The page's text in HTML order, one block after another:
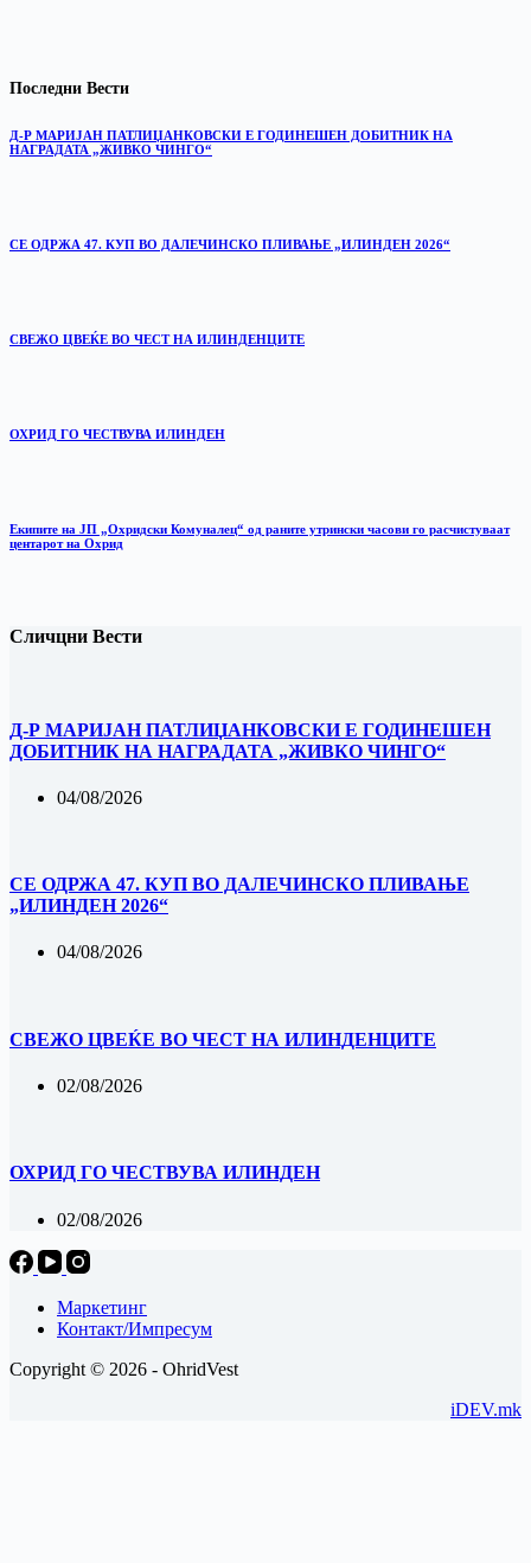
Последни Вести
Д-Р МАРИЈАН ПАТЛИЏАНКОВСКИ Е ГОДИНЕШЕН ДОБИТНИК НА
НАГРАДАТА „ЖИВКО ЧИНГО“
СЕ ОДРЖА 47. КУП ВО ДАЛЕЧИНСКО ПЛИВАЊЕ „ИЛИНДЕН 2026“
‎СВЕЖО ЦВЕЌЕ ВО ЧЕСТ НА ИЛИНДЕНЦИТЕ
ОХРИД ГО ЧЕСТВУВА ИЛИНДЕН
Екипите на ЈП „Охридски Комуналец“ од раните утрински часови го расчистуваат
центарот на Охрид
Сличцни Вести
Д-Р МАРИЈАН ПАТЛИЏАНКОВСКИ Е ГОДИНЕШЕН
ДОБИТНИК НА НАГРАДАТА „ЖИВКО ЧИНГО“
04/08/2026
СЕ ОДРЖА 47. КУП ВО ДАЛЕЧИНСКО ПЛИВАЊЕ
„ИЛИНДЕН 2026“
04/08/2026
‎СВЕЖО ЦВЕЌЕ ВО ЧЕСТ НА ИЛИНДЕНЦИТЕ
02/08/2026
ОХРИД ГО ЧЕСТВУВА ИЛИНДЕН
02/08/2026
Маркетинг
Контакт/Импресум
Copyright © 2026 - OhridVest
iDEV.mk